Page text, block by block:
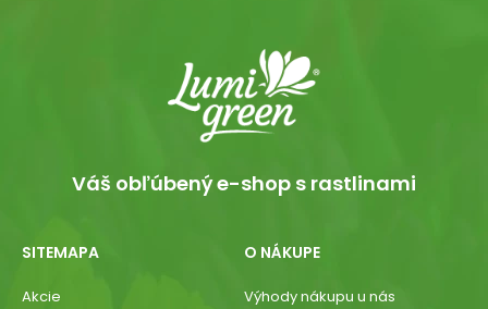
Váš obľúbený e-shop s rastlinami
SITEMAPA
Akcie
O NÁKUPE
Výhody nákupu u nás